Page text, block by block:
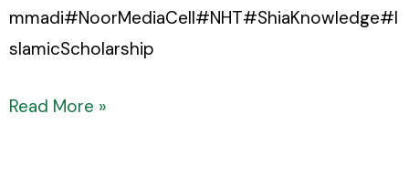
mmadi#NoorMediaCell#NHT#ShiaKnowledge#I
slamicScholarship
Read More »